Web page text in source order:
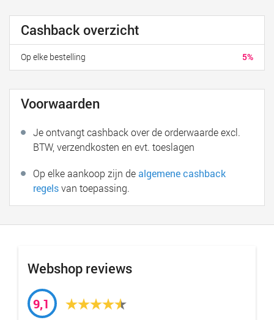
Cashback overzicht
5%
Op elke bestelling
Voorwaarden
Je ontvangt cashback over de orderwaarde excl.
BTW, verzendkosten en evt. toeslagen
Op elke aankoop zijn dealgemene cashback
regelsvan toepassing.
Webshop reviews
9,1